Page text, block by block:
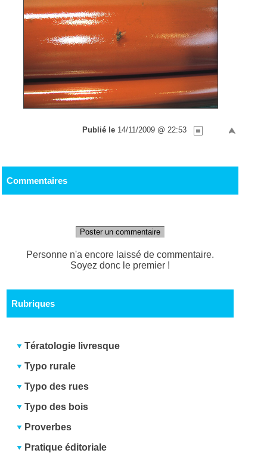
Publié le 14/11/2009 @ 22:53
Commentaires
Poster un commentaire
Personne n'a encore laissé de commentaire.
Soyez donc le premier !
Rubriques
Tératologie livresque
Typo rurale
Typo des rues
Typo des bois
Proverbes
Pratique éditoriale